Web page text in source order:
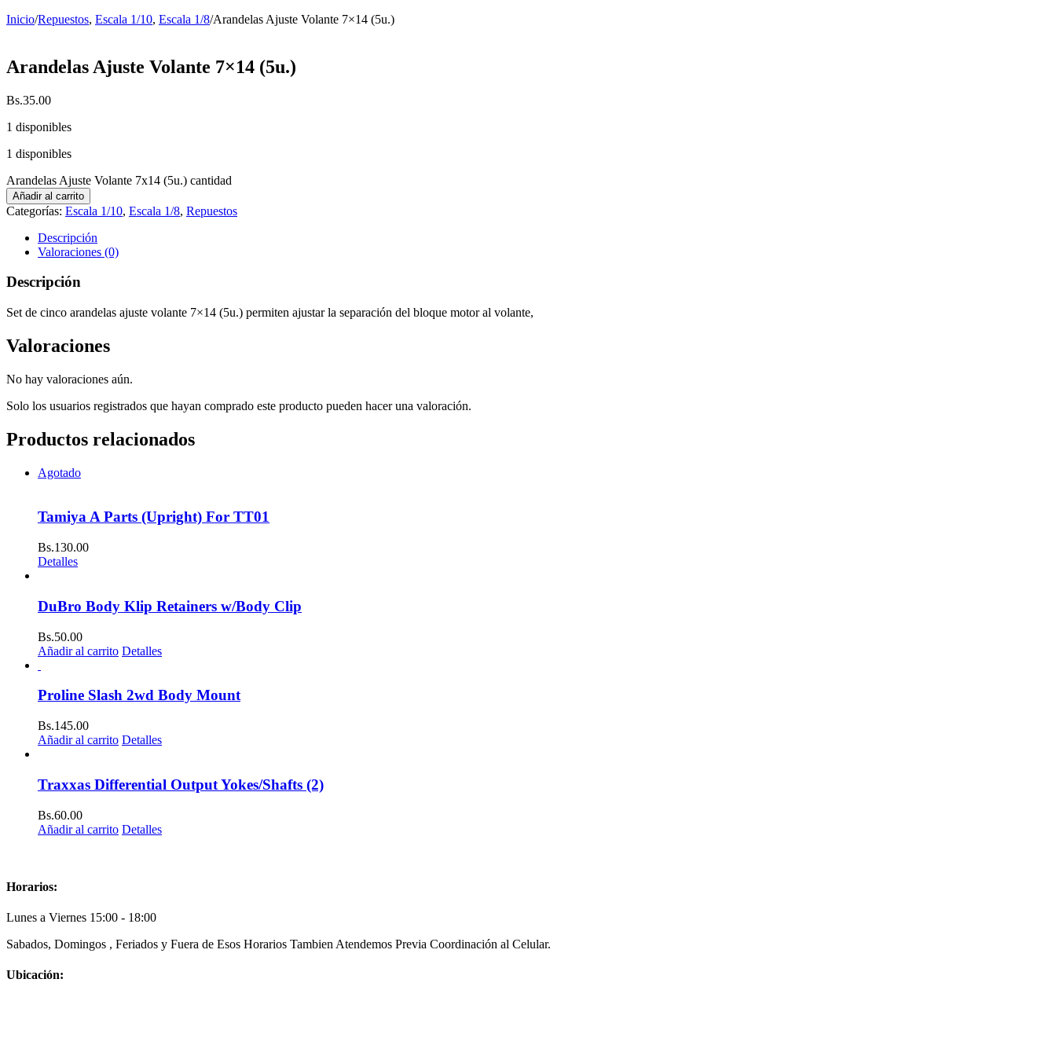
Inicio/Repuestos, Escala 1/10, Escala 1/8/Arandelas Ajuste Volante 7×14 (5u.)
Arandelas Ajuste Volante 7×14 (5u.)
Bs.35.00
1 disponibles
1 disponibles
Arandelas Ajuste Volante 7x14 (5u.) cantidad
Añadir al carrito
Categorías: Escala 1/10, Escala 1/8, Repuestos
Descripción
Valoraciones (0)
Descripción
Set de cinco arandelas ajuste volante 7×14 (5u.) permiten ajustar la separación del bloque motor al volante,
Valoraciones
No hay valoraciones aún.
Solo los usuarios registrados que hayan comprado este producto pueden hacer una valoración.
Productos relacionados
Agotado
Tamiya A Parts (Upright) For TT01
Bs.130.00
Detalles
DuBro Body Klip Retainers w/Body Clip
Bs.50.00
Añadir al carrito Detalles
Proline Slash 2wd Body Mount
Bs.145.00
Añadir al carrito Detalles
Traxxas Differential Output Yokes/Shafts (2)
Bs.60.00
Añadir al carrito Detalles
Horarios:
Lunes a Viernes 15:00 - 18:00
Sabados, Domingos , Feriados y Fuera de Esos Horarios Tambien Atendemos Previa Coordinación al Celular.
Ubicación: